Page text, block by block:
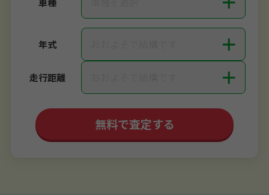
年式 ＋
走行距離 ＋
無料で査定する